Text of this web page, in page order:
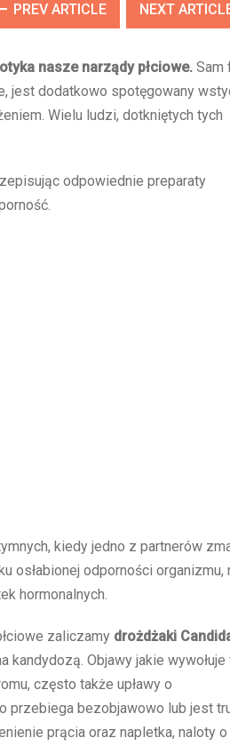
PREV ARTICLE NEXT
nasze narządy płciowe. Sam
jest dodatkowo spotęgowany
Wielu ludzi, dotkniętych tych
odpowiednie preparaty
kiedy jedno z partnerów
osłabionej odporności organizmu,
hormonalnych.
zaliczamy drożdżaki
Objawy jakie wywołuje
często także upławy o
przebiega bezobjawowo lub jest
prącia oraz napletka, naloty o